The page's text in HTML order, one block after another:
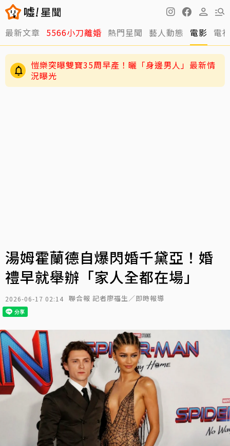
最新文章 5566小刀離婚 熱門星聞 藝人動態 電影 電
愷樂突曝雙寶35周早產！曬「身邊男人」最新情
況曝光
湯姆霍蘭德自爆閃婚千黛亞！婚
禮早就舉辦「家人全都在場」
2026-06-17 02:14 聯合報 記者廖福生／即時報導